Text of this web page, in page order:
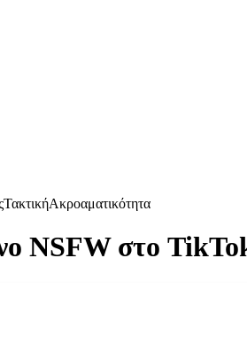
ΤακτικήΑκροαματικότητα
NSFW στο